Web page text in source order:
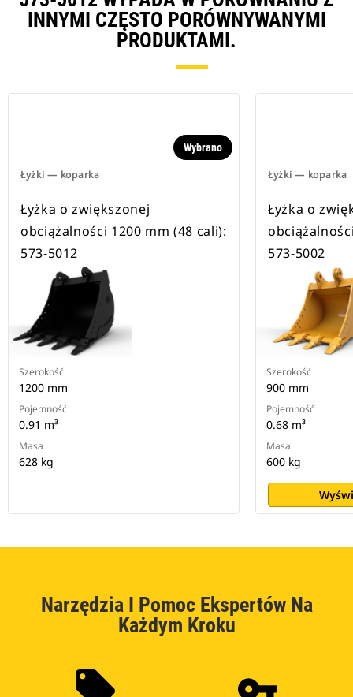
INNYMI CZĘSTO PORÓWNYWANYMI
PRODUKTAMI.
Łyżki — koparka
Wybrano
Łyżka o zwiększonej
obciążalności 1200 mm (48 cali):
573-5012
Szerokość
1200 mm
Pojemność
0.91 m³
Masa
628 kg
Łyżki — koparka
Łyżka o
573-5002
Szerokość
900 mm
Pojemność
0.68 m³
Masa
600 kg
Narzędzia I Pomoc Ekspertów Na
Każdym Kroku